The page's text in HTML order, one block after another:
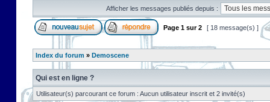
Afficher les messages publiés depuis :
Page 1 sur2 [ 18 message(s) ]
Index du forum » Demoscene
Qui est en ligne ?
Utilisateur(s) parcourant ce forum : Aucun utilisateur inscrit et 2 invité(s)